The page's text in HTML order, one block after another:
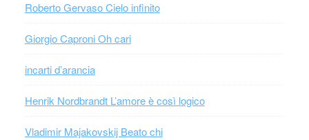
Roberto Gervaso Cielo infinito
Giorgio Caproni Oh cari
incarti d’arancia
Henrik Nordbrandt L’amore è così logico
Vladimir Majakovskij Beato chi